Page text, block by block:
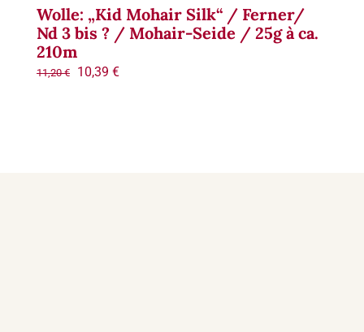
Wolle: „Kid Mohair Silk“ / Ferner/
Nd 3 bis ? / Mohair-Seide / 25g à ca.
210m
11,20€
Ursprünglicher
10,39 €Aktueller